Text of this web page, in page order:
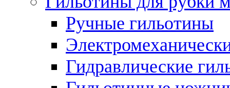
Ручные гильотины
Гидравлические